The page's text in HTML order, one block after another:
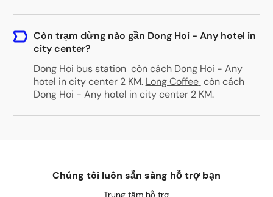
Còn trạm dừng nào gần Dong Hoi - Any hotel in
city center?
Dong Hoi bus station còn cách Dong Hoi - Any
hotel in city center 2 KM. Long Coffee còn cách
Dong Hoi - Any hotel in city center 2 KM.
Chúng tôi luôn sẵn sàng hỗ trợ bạn
Trung tâm hỗ trợ